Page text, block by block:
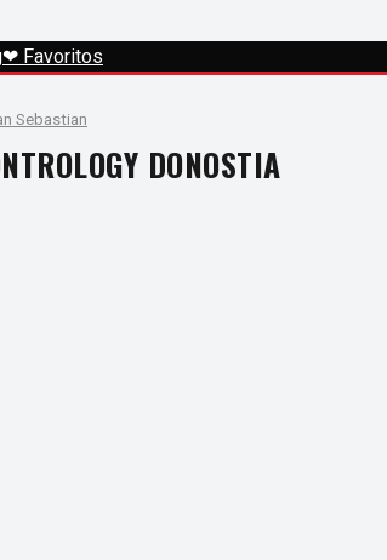
❤ Favoritos
Sebastian
DONOSTIA